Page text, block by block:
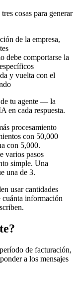
cosas para generar
de la empresa,
debe comportarse la
y vuelta con el
de tu agente — la
en cada respuesta.
procesamiento
con 50,000
con 5,000.
varios pasos
simple. Una
una de 3.
usar cantidades
información
de facturación,
a los mensajes